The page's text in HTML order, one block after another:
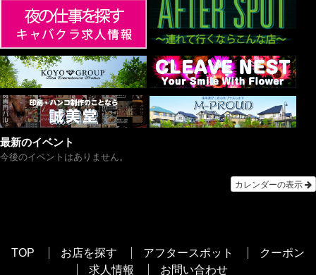
最新のイベント
今後のイベントはありません。
カレンダーの表示
TOP お店を探す アフタースポット
クーポン
求人情報
お問い合わせ